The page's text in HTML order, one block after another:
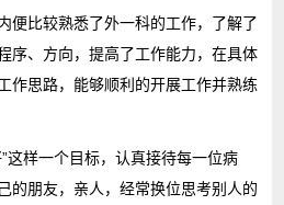
便比较熟悉了外一科的工作，了解了
序、方向，提高了工作能力，在具体
作思路，能够顺利的开展工作并熟练
这样一个目标，认真接待每一位病
的朋友，亲人，经常换位思考别人的